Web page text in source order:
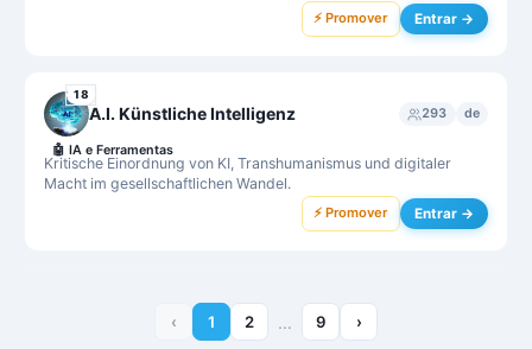
⚡ Promover Entrar →
18
A.I. Künstliche Intelligenz 293 de
Kritische Einordnung von KI, Transhumanismus und digitaler
Macht im gesellschaftlichen Wandel.
🤖 IA e Ferramentas
⚡ Promover Entrar →
‹ 1 2 … 9 ›